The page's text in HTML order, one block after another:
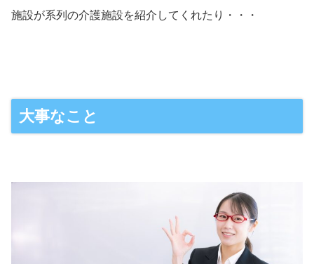
施設が系列の介護施設を紹介してくれたり・・・
大事なこと